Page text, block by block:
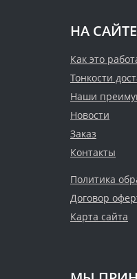
НА САЙТЕ
Как это
Тонкости
Наши
Новости
Заказ
Контакты
Политика
Договор
Карта сайта